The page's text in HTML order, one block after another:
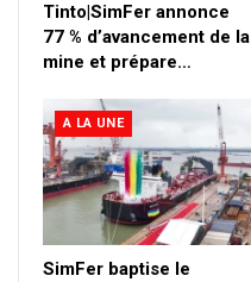
Tinto|SimFer annonce
77 % d’avancement de la
mine et prépare…
A LA UNE
SimFer baptise le